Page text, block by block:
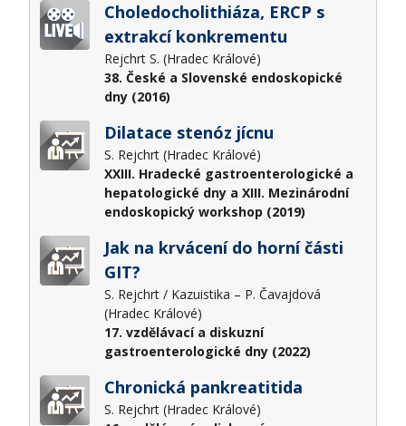
Choledocholithiáza, ERCP s
extrakcí konkrementu
Rejchrt S. (Hradec Králové)
38. České a Slovenské endoskopické
dny (2016)
Dilatace stenóz jícnu
S. Rejchrt (Hradec Králové)
XXIII. Hradecké gastroenterologické a
hepatologické dny a XIII. Mezinárodní
endoskopický workshop (2019)
Jak na krvácení do horní části
GIT?
S. Rejchrt / Kazuistika – P. Čavajdová
(Hradec Králové)
17. vzdělávací a diskuzní
gastroenterologické dny (2022)
Chronická pankreatitida
S. Rejchrt (Hradec Králové)